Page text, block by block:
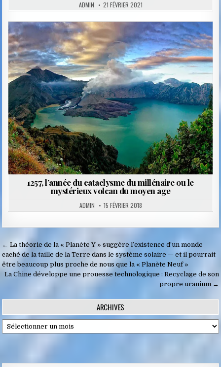
ADMIN 21 FÉVRIER 2021
Posted
in
1257, l’année du cataclysme du millénaire ou le
mystérieux volcan du moyen age
ADMIN 15 FÉVRIER 2018
Navigation
de
l’article
← La théorie de la « Planète Y » suggère l’existence d’un monde
caché de la taille de la Terre dans le système solaire — et il pourrait
être beaucoup plus proche de nous que la « Planète Neuf »
La Chine développe une prouesse technologique : Recyclage de son
propre uranium →
ARCHIVES
Archives